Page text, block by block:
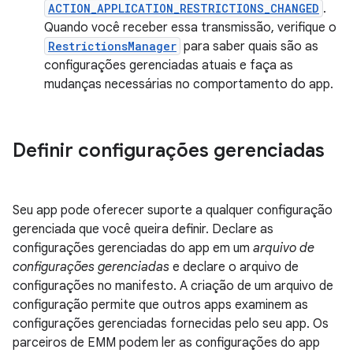
ACTION_APPLICATION_RESTRICTIONS_CHANGED .
Quando você receber essa transmissão, verifique o
RestrictionsManager para saber quais são as
configurações gerenciadas atuais e faça as
mudanças necessárias no comportamento do app.
Definir configurações gerenciadas
Seu app pode oferecer suporte a qualquer configuração
gerenciada que você queira definir. Declare as
configurações gerenciadas do app em um arquivo de
configurações gerenciadas e declare o arquivo de
configurações no manifesto. A criação de um arquivo de
configuração permite que outros apps examinem as
configurações gerenciadas fornecidas pelo seu app. Os
parceiros de EMM podem ler as configurações do app